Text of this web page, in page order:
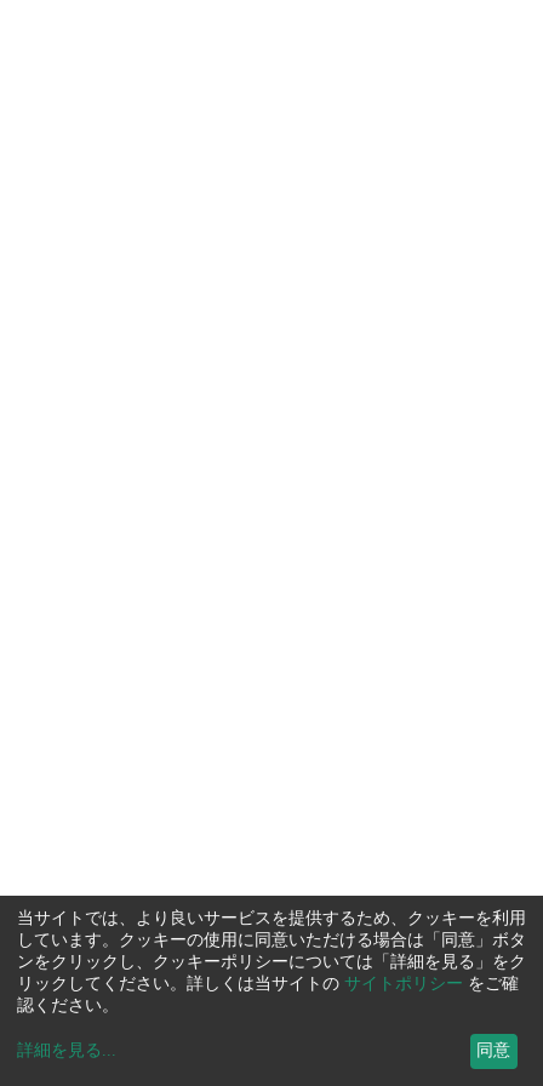
当サイトでは、より良いサービスを提供するため、クッキーを利用
しています。クッキーの使用に同意いただける場合は「同意」ボタ
ンをクリックし、クッキーポリシーについては「詳細を見る」をク
リックしてください。詳しくは当サイトの サイトポリシー をご確
認ください。
詳細を見る ... 同意